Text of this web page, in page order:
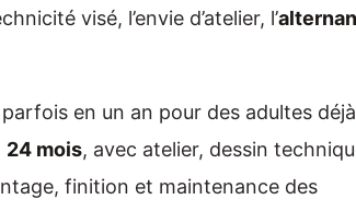
visé, l’envie d’atelier, l’
en un an pour des adultes déjà
24 mois, avec atelier, dessin
finition et maintenance des